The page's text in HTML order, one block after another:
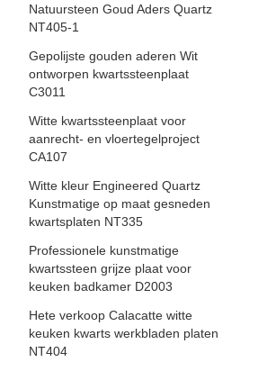
Natuursteen Goud Aders Quartz
NT405-1
Gepolijste gouden aderen Wit
ontworpen kwartssteenplaat
C3011
Witte kwartssteenplaat voor
aanrecht- en vloertegelproject
CA107
Witte kleur Engineered Quartz
Kunstmatige op maat gesneden
kwartsplaten NT335
Professionele kunstmatige
kwartssteen grijze plaat voor
keuken badkamer D2003
Hete verkoop Calacatte witte
keuken kwarts werkbladen platen
NT404